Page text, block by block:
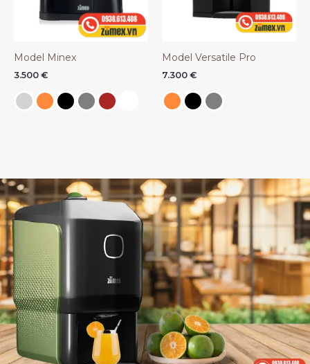
Model Minex
3.500 €
Model Versatile Pro
7.300 €